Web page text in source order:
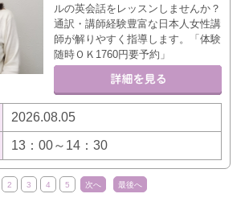
ルの英会話をレッスンしませんか？
通訳・講師経験豊富な日本人女性講
師が解りやすく指導します。「体験
随時ＯＫ1760円要予約」
2026.08.05
13：00～14：30
2 3 4 5 次へ 最後へ